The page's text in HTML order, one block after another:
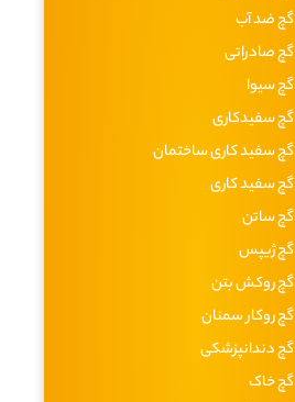
گچ ضد آب
گچ صادراتی
گچ سیوا
گچ سفیدکاری
گچ سفید کاری ساختمان
گچ سفید کاری
گچ ساتن
گچ ژیپس
گچ روکش بتن
گچ روکار سمنان
گچ دندانپزشکی
گچ خاک